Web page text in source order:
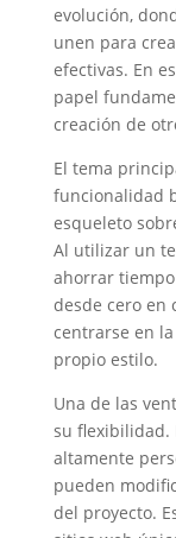
evolución,
unen para
efectivas. En
papel
creación de
El tema
funcionalidad
esqueleto
Al utilizar un
ahorrar
desde cero en
centrarse en
propio estilo.
Una de las
su flexibilidad.
altamente
pueden
del proyecto.